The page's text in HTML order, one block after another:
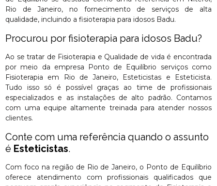
Rio de Janeiro, no fornecimento de serviços de alta
qualidade, incluindo a fisioterapia para idosos Badu.
Procurou por fisioterapia para idosos Badu?
Ao se tratar de Fisioterapia e Qualidade de vida é encontrada
por meio da empresa Ponto de Equilíbrio serviços como
Fisioterapia em Rio de Janeiro, Esteticistas e Esteticista.
Tudo isso só é possível graças ao time de profissionais
especializados e as instalações de alto padrão. Contamos
com uma equipe altamente treinada para atender nossos
clientes.
Conte com uma referência quando o assunto
é Esteticistas.
Com foco na região de Rio de Janeiro, o Ponto de Equilíbrio
oferece atendimento com profissionais qualificados que